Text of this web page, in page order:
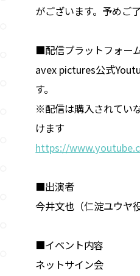
がございます。予めご
■配信プラットフォー
avex pictures公式
す。
※配信は購入されてい
けます
https://
■出演者
今井文也（仁淀ユウヤ役
■イベント内容
ネットサイン会